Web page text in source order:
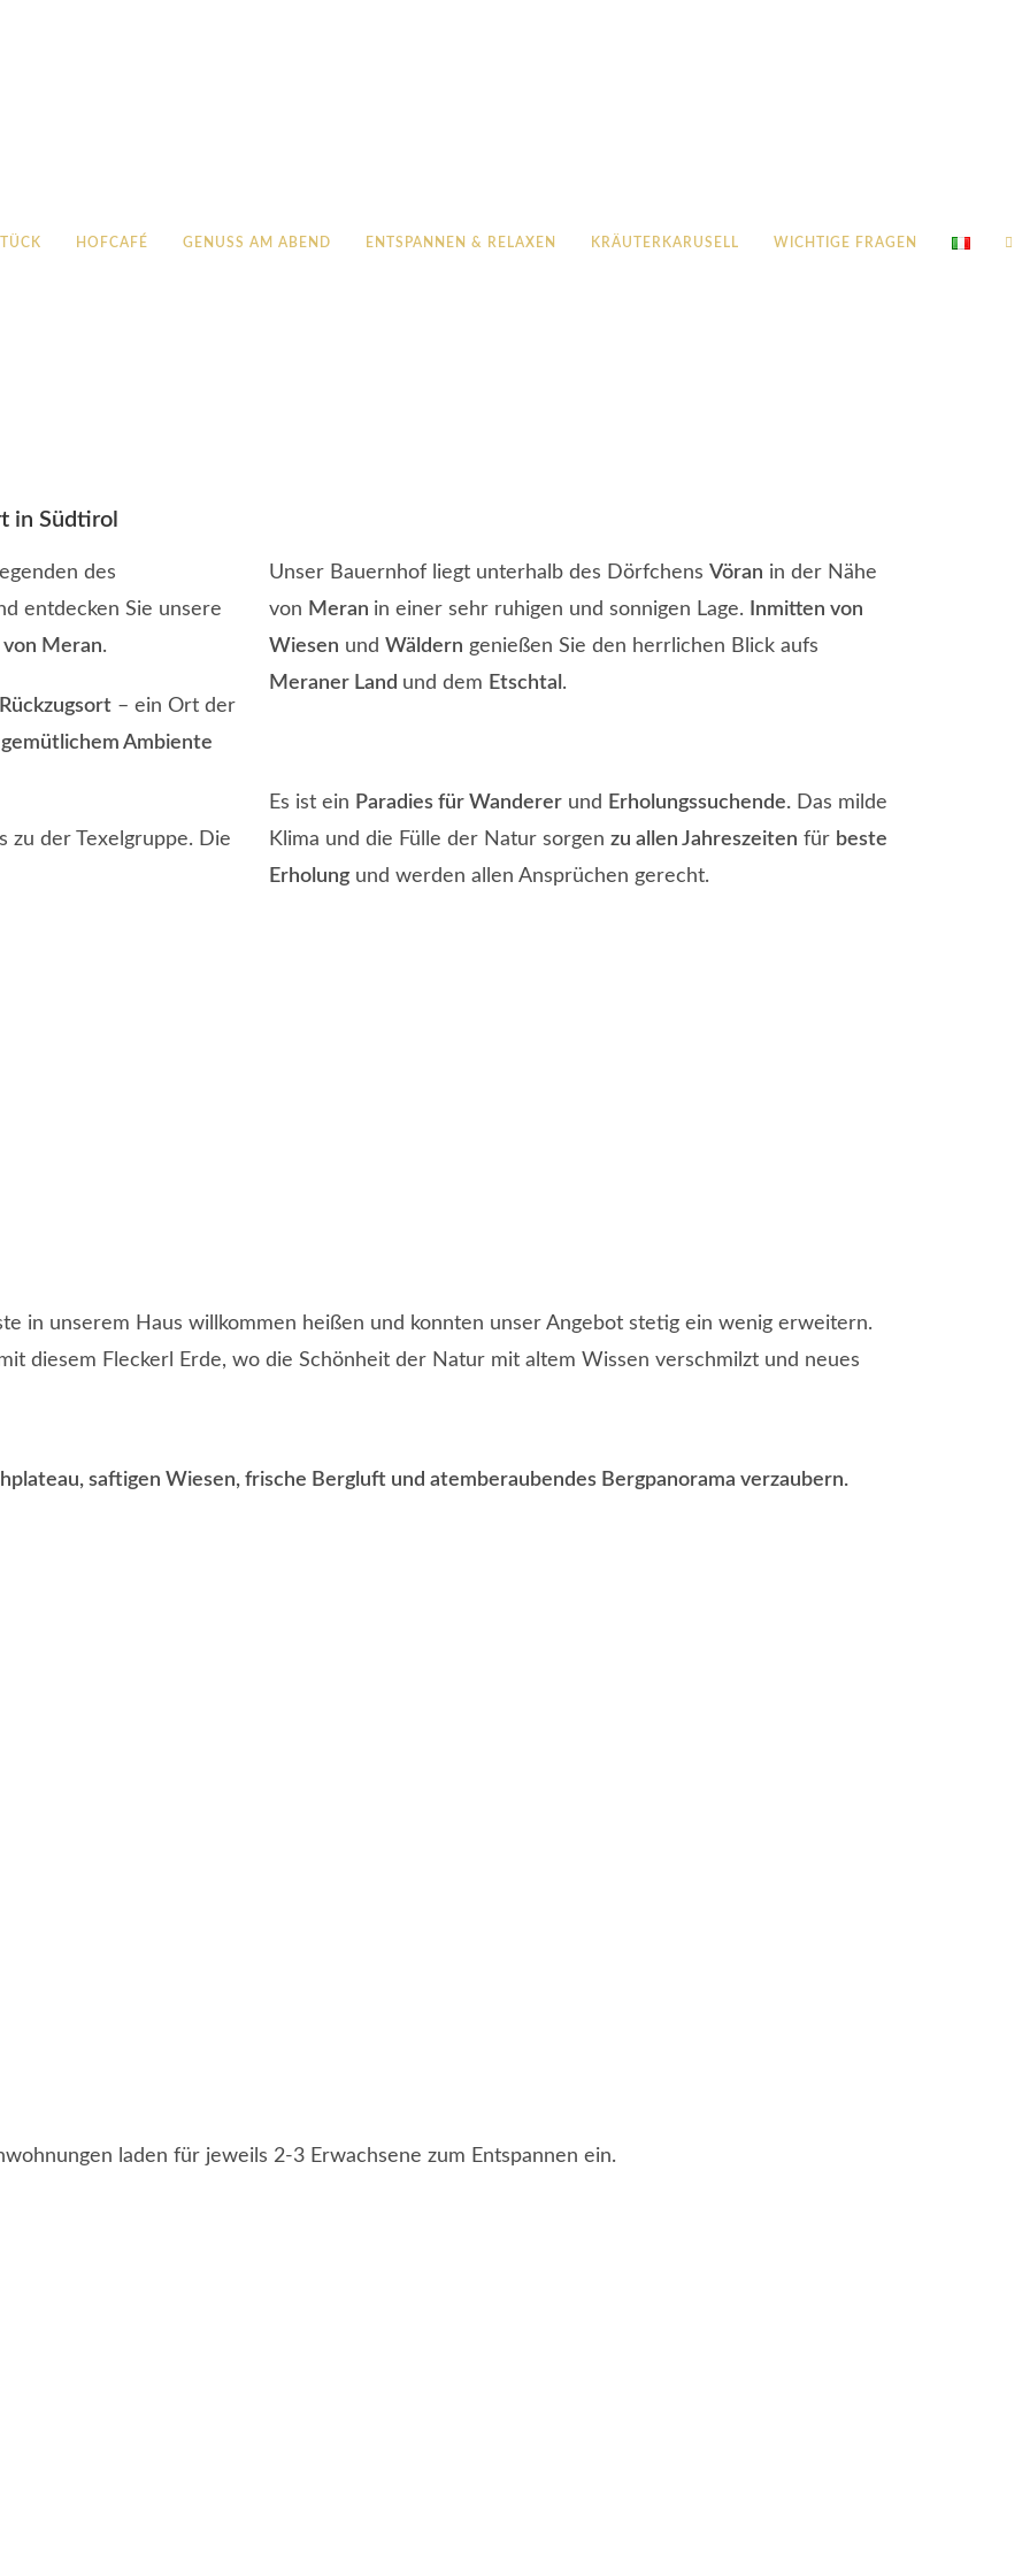
HOFCAFÉ GENUSS AM ABEND ENTSPANNEN & RELAXEN KRÄUTERKARUSELL WICHTIGE FRAGEN
in Südtirol
des
entdecken Sie unsere
von Meran.
– ein Ort der
gemütlichem Ambiente
zu der Texelgruppe. Die
Unser Bauernhof liegt unterhalb des Dörfchens Vöran in der Nähe
von Meran in einer sehr ruhigen und sonnigen Lage.
Inmitten von
Wiesen und Wäldern genießen Sie den herrlichen Blick aufs
Meraner Land und dem Etschtal .
Es ist ein Paradies für Wanderer und Erholungssuchende. Das milde
Klima und die Fülle der Natur sorgen zu allen Jahreszeiten für beste
Erholung und werden allen Ansprüchen gerecht.
in unserem Haus willkommen heißen und konnten unser Angebot stetig ein wenig erweitern.
diesem Fleckerl Erde, wo die Schönheit der Natur mit altem Wissen verschmilzt und neues
saftigen Wiesen, frische Bergluft und atemberaubendes Bergpanorama verzaubern.
laden für jeweils 2-3 Erwachsene zum Entspannen ein.